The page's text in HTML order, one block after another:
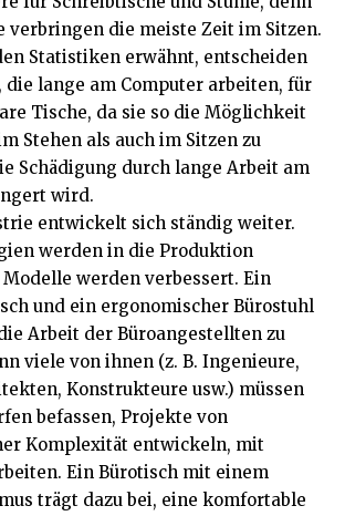
verbringen die meiste Zeit im Sitzen.
Statistiken erwähnt, entscheiden
die lange am Computer arbeiten, für
Tische, da sie so die Möglichkeit
Stehen als auch im Sitzen zu
Schädigung durch lange Arbeit am
wird.
entwickelt sich ständig weiter.
werden in die Produktion
werden verbessert. Ein
und ein ergonomischer Bürostuhl
Arbeit der Büroangestellten zu
viele von ihnen (z. B. Ingenieure,
Konstrukteure usw.) müssen
befassen, Projekte von
Komplexität entwickeln, mit
Ein Bürotisch mit einem
trägt dazu bei, eine komfortable